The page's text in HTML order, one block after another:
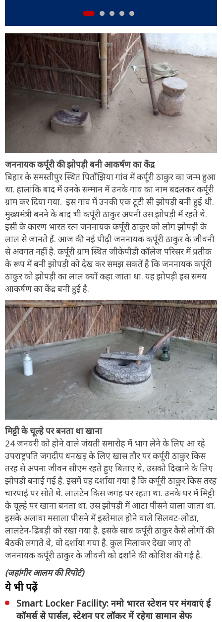
जननायक कर्पूरी की झोपड़ी बनी आकर्षण का केंद्र
बिहार के समस्तीपुर स्थित पितौंझिया गांव में कर्पूरी ठाकुर का जन्म हुआ
था. हालांकि बाद में उनके सम्मान में उनके गांव का नाम बदलकर कर्पूरी
ग्राम कर दिया गया. इस गांव में उनकी एक टूटी सी झोपड़ी बनी हुई थी.
मुख्यमंत्री बनने के बाद भी कर्पूरी ठाकुर अपनी उस झोपड़ी में रहते थे.
इसी के कारण भारत रत्न जननायक कर्पूरी ठाकुर को लोग झोपड़ी के
लाल से जानते हैं. आज की नई पीढ़ी जननायक कर्पूरी ठाकुर के जीवनी
से अवगत नहीं है. कर्पूरी ग्राम स्थित जीकेपीडी कॉलेज परिसर में प्रतीक
के रूप में बनी झोपड़ी को देख कर समझ सकतें है कि जननायक कर्पूरी
ठाकुर को झोपड़ी का लाल क्यों कहा जाता था. यह झोपड़ी इस समय
आकर्षण का केंद्र बनी हुई है.
मिट्टी के चूल्हे पर बनता था खाना
24 जनवरी को होने वाले जंयती समारोह में भाग लेने के लिए आ रहे
उपराष्ट्रपति जगदीप धनखड़ के लिए खास तौर पर कर्पूरी ठाकुर किस
तरह से अपना जीवन सीएम रहते हुए बिताए थे, उसको दिखाने के लिए
झोपड़ी बनाई गई है. इसमें यह दर्शाया गया है कि कर्पूरी ठाकुर किस तरह
चारपाई पर सोते थे. लालटेन किस जगह पर रहता था. उनके घर में मिट्टी
के चूल्हे पर खाना बनता था. उस झोपड़ी में आटा पीसने वाला जाता था.
इसके अलावा मसाला पीसने में इस्तेमाल होने वाले सिलवट-लोढ़ा,
लालटेन-ढिबड़ी को रखा गया है. इसके साथ कर्पूरी ठाकुर कैसे लोगों की
बैठकी लगाते थे, वो दर्शाया गया है. कुल मिलाकर देखा जाए तो
जननायक कर्पूरी ठाकुर के जीवनी को दर्शाने की कोशिश की गई है.
(जहांगीर आलम की रिपोर्ट)
ये भी पढ़ें
Smart Locker Facility: नमो भारत स्टेशन पर मंगवाएं ई
कॉमर्स से पार्सल, स्टेशन पर लॉकर में रहेगा सामान सेफ